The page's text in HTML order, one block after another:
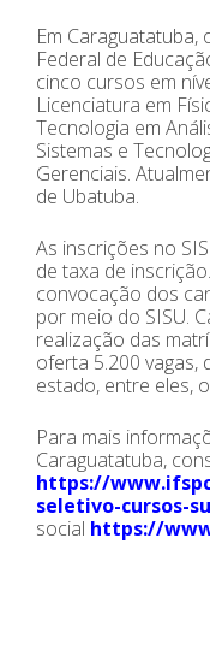
Em Caraguatatuba,
Federal de
cinco cursos em
Licenciatura em
Tecnologia em
Sistemas e
Gerenciais.
de Ubatuba.
As inscrições no
de taxa de
convocação dos
por meio do SISU.
realização das
oferta 5.200 vagas,
estado, entre eles,
Para mais
Caraguatatuba,
https://
seletivo-cursos-
social https://